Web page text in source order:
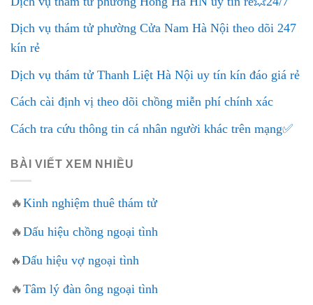
Dịch vụ thám tử phường Cửa Nam Hà Nội theo dõi 247
kín rẻ
Dịch vụ thám tử Thanh Liệt Hà Nội uy tín kín đáo giá rẻ
Cách cài định vị theo dõi chồng miễn phí chính xác
Cách tra cứu thông tin cá nhân người khác trên mạng✅
BÀI VIẾT XEM NHIỀU
🔥Kinh nghiệm thuê thám tử
🔥Dấu hiệu chồng ngoại tình
🔥Dấu hiệu vợ ngoại tình
🔥Tâm lý đàn ông ngoại tình